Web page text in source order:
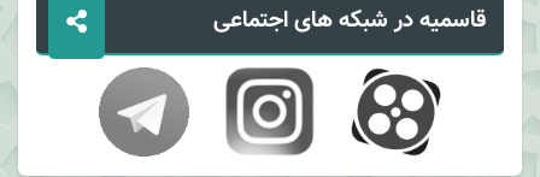
قاسمیه در شبکه های اجتماعی